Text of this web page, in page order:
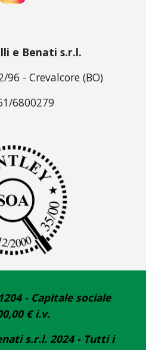
e Benati s.r.l.
96 - Crevalcore (BO)
6800279
- Capitale sociale
€ i.v.
s.r.l. 2024 - Tutti i